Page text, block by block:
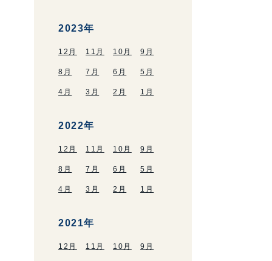
2023年
12月 11月 10月 9月
8月 7月 6月 5月
4月 3月 2月 1月
2022年
12月 11月 10月 9月
8月 7月 6月 5月
4月 3月 2月 1月
2021年
12月 11月 10月 9月